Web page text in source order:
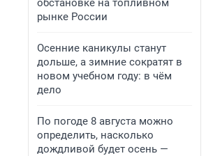
обстановке на топливном
рынке России
Осенние каникулы станут
дольше, а зимние сократят в
новом учебном году: в чём
дело
По погоде 8 августа можно
определить, насколько
дождливой будет осень —